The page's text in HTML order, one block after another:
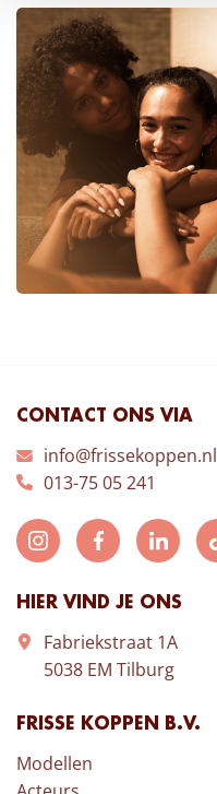
CONTACT ONS VIA
info@frissekoppen.nl
013-75 05 241
HIER VIND JE ONS
Fabriekstraat 1A
5038 EM Tilburg
FRISSE KOPPEN B.V.
Modellen